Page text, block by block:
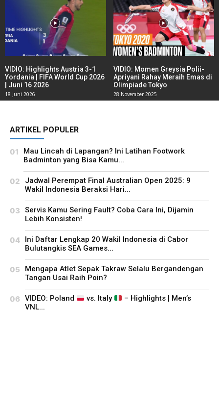
VIDIO: Highlights Austria 3-1
Yordania | FIFA World Cup 2026
| Juni 16 2026
18 Juni 2026
VIDIO: Momen Greysia Polii-
Apriyani Rahay Meraih Emas di
Olimpiade Tokyo
28 November 2025
ARTIKEL POPULER
Mau Lincah di Lapangan? Ini Latihan Footwork
Badminton yang Bisa Kamu...
Jadwal Perempat Final Australian Open 2025: 9
Wakil Indonesia Beraksi Hari...
Servis Kamu Sering Fault? Coba Cara Ini, Dijamin
Lebih Konsisten!
Ini Daftar Lengkap 20 Wakil Indonesia di Cabor
Bulutangkis SEA Games...
Mengapa Atlet Sepak Takraw Selalu Bergandengan
Tangan Usai Raih Poin?
VIDEO: Poland vs. Italy
– Highlights | Men’s
VNL...